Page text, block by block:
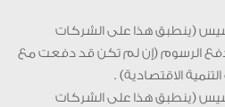
(ينطبق هذا على الشركات
دفع الرسوم (إن لم تكن قد دفعت مع
الاقتصادية) .
(ينطبق هذا على الشركات